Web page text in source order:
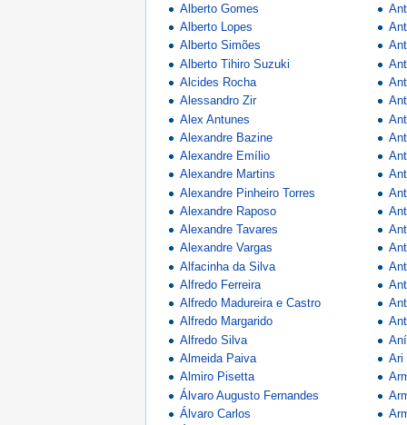
Alberto Gomes
Alberto Lopes
Alberto Simões
Alberto Tihiro Suzuki
Alcides Rocha
Alessandro Zir
Alex Antunes
Alexandre Bazine
Alexandre Emílio
Alexandre Martins
Alexandre Pinheiro Torres
Alexandre Raposo
Alexandre Tavares
Alexandre Vargas
Alfacinha da Silva
Alfredo Ferreira
Alfredo Madureira e Castro
Alfredo Margarido
Alfredo Silva
Almeida Paiva
Almiro Pisetta
Álvaro Augusto Fernandes
Álvaro Carlos
Ari